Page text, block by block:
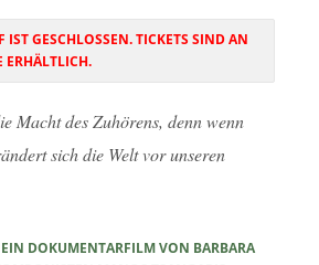
IST GESCHLOSSEN. TICKETS SIND AN
ERHÄLTLICH.
Macht des Zuhörens, denn wenn
sich die Welt vor unseren
DOKUMENTARFILM VON BARBARA